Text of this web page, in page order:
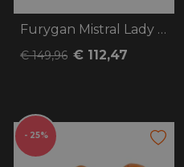
Furygan Mistral Lady Evo 3
€ 149,96 € 112,47
- 25%